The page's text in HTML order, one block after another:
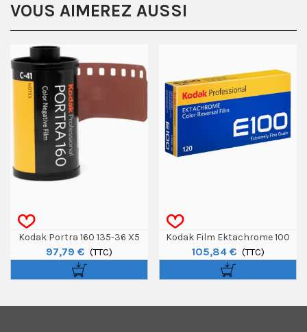
VOUS AIMEREZ AUSSI
Kodak Portra 160 135-36 X5
97,79 € (TTC)
Kodak Film Ektachrome 100
120 X5
105,84 € (TTC)